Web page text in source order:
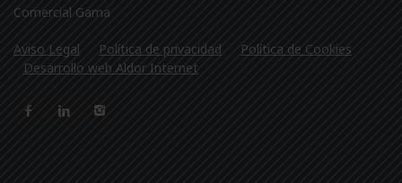
Comercial Gama
Aviso Legal Política de privacidad
Política de Cookies
Desarrollo web Aldor Internet